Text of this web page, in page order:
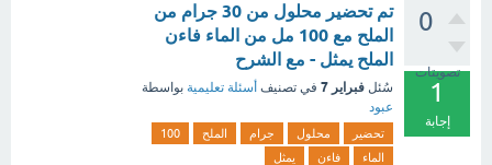
0
تصويتات
1
إجابة
تم تحضير محلول من 30 جرام من
الملح مع 100 مل من الماء فاءن
الملح يمثل - مع الشرح
سُئل فبراير 7 في تصنيف أسئلة تعليمية بواسطة
عبود
تحضير محلول جرام الملح
100
الماء
فاءن يمثل